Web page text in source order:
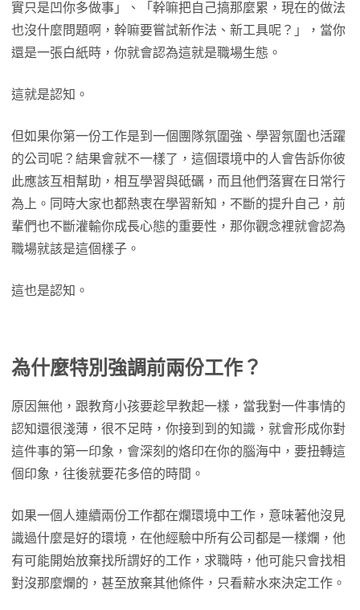
實只是凹你多做事」、「幹嘛把自己搞那麼累，現在的做法
也沒什麼問題啊，幹嘛要嘗試新作法、新工具呢？」，當你
還是一張白紙時，你就會認為這就是職場生態。
這就是認知。
但如果你第一份工作是到一個團隊氛圍強、學習氛圍也活躍
的公司呢？結果會就不一樣了，這個環境中的人會告訴你彼
此應該互相幫助，相互學習與砥礪，而且他們落實在日常行
為上。同時大家也都熱衷在學習新知，不斷的提升自己，前
輩們也不斷灌輸你成長心態的重要性，那你觀念裡就會認為
職場就該是這個樣子。
這也是認知。
為什麼特別強調前兩份工作？
原因無他，跟教育小孩要趁早教起一樣，當我對一件事情的
認知還很淺薄，很不足時，你接到到的知識，就會形成你對
這件事的第一印象，會深刻的烙印在你的腦海中，要扭轉這
個印象，往後就要花多倍的時間。
如果一個人連續兩份工作都在爛環境中工作，意味著他沒見
識過什麼是好的環境，在他經驗中所有公司都是一樣爛，他
有可能開始放棄找所謂好的工作，求職時，他可能只會找相
對沒那麼爛的，甚至放棄其他條件，只看薪水來決定工作。